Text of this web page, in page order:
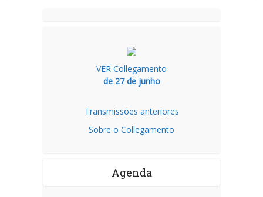
VER Collegamento
de 27 de junho
Transmissões anteriores
Sobre o Collegamento
Agenda